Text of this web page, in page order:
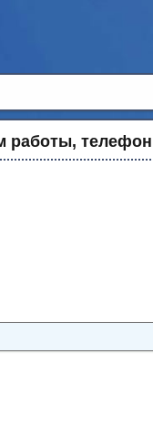
работы,